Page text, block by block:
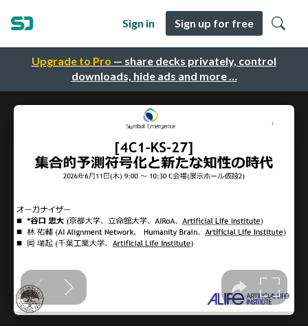
Upgrade to Pro — share decks privately, control
downloads, hide ads and more …
Sign in Sign up for free